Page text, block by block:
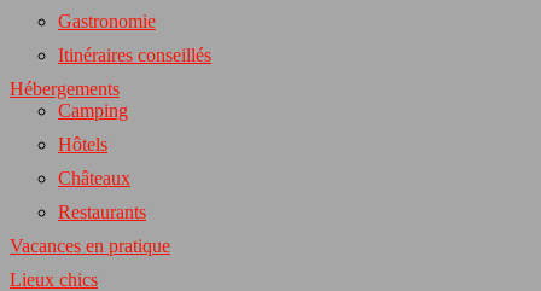
Gastronomie
Itinéraires conseillés
Hébergements
Camping
Hôtels
Châteaux
Restaurants
Vacances en pratique
Lieux chics